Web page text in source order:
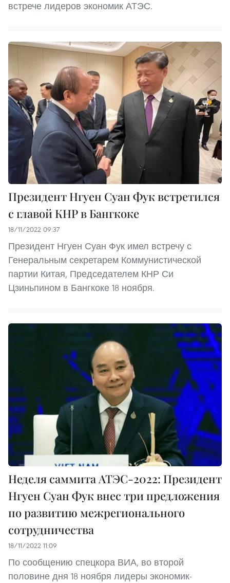
встрече лидеров экономик АТЭС.
Президент Нгуен Суан Фук встретился
с главой КНР в Бангкоке
18/11/2022 09:37
Президент Нгуен Суан Фук имел встречу с
Генеральным секретарем Коммунистической
партии Китая, Председателем КНР Си
Цзиньпином в Бангкоке 18 ноября.
Неделя саммита АТЭС-2022: Президент
Нгуен Суан Фук внес три предложения
по развитию межрегионального
сотрудничества
18/11/2022 11:09
По сообщению спецкора ВИА, во второй
половине дня 18 ноября лидеры экономик-